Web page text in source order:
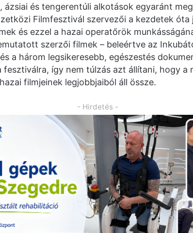
ázsiai és tengerentúli alkotások egyaránt
Filmfesztivál szervezői a kezdetek óta
és ezzel a hazai operatőrök
szerzői filmek – beleértve az
a három legsikeresebb, egészestés
fesztiválra, így nem túlzás azt állítani, hogy a
filmjeinek legjobbjaiból áll össze.
- Hirdetés -